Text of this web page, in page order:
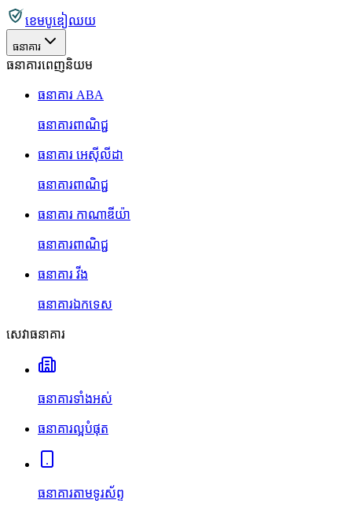
ខេមបូឌៀឈយ
ធនាគារ
ធនាគារពេញនិយម
ធនាគារ ABA
ធនាគារពាណិជ្ជ
ធនាគារ អេស៊ីលីដា
ធនាគារពាណិជ្ជ
ធនាគារ កាណាឌីយ៉ា
ធនាគារពាណិជ្ជ
ធនាគារ វីង
ធនាគារឯកទេស
សេវាធនាគារ
ធនាគារទាំងអស់
ធនាគារល្អបំផុត
ធនាគារតាមទូរស័ព្ទ